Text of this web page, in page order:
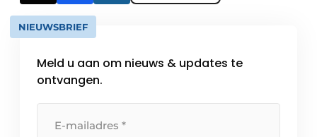
NIEUWSBRIEF
Meld u aan om nieuws & updates te
ontvangen.